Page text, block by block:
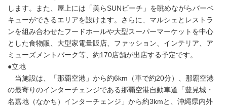
します。また、屋上には「美らSUNビーチ」を眺めながらバーベ
キューができるエリアを設けます。さらに、マルシェとレストラ
ンを組み合わせたフードホールや大型スーパーマーケットを中心
とした食物販、大型家電量販店、ファッション、インテリア、ア
ミューズメントパーク等、約170店舗が出店する予定です。
●立地
当施設は、「那覇空港」から約6km（車で約20分）、那覇空港
の最寄りのインターチェンジである那覇空港自動車道「豊見城・
名嘉地（なかち）インターチェンジ」から約3kmと、沖縄県内外